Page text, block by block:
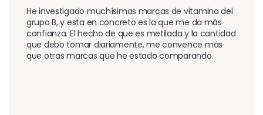
He investigado muchísimas marcas de vitamina del
grupo B, y esta en concreto es la que me da más
confianza. El hecho de que es metilada y la cantidad
que debo tomar diariamente, me convence más
que otras marcas que he estado comparando.